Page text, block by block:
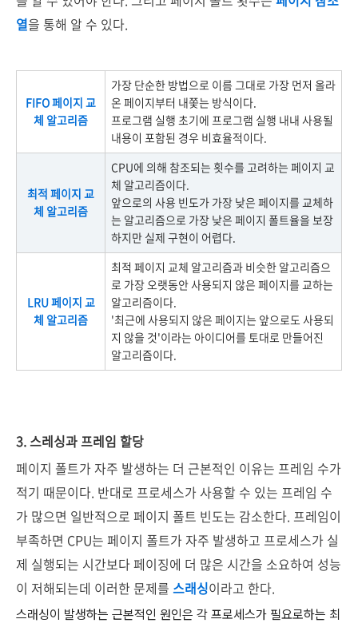
열을 통해 알 수 있다.
FIFO 페이지 교
체 알고리즘
가장 단순한 방법으로 이름 그대로 가장 먼저 올라
온 페이지부터 내쫓는 방식이다.
프로그램 실행 초기에 프로그램 실행 내내 사용될
내용이 포함된 경우 비효율적이다.
최적 페이지 교
체 알고리즘
CPU에 의해 참조되는 횟수를 고려하는 페이지 교
체 알고리즘이다.
앞으로의 사용 빈도가 가장 낮은 페이지를 교체하
는 알고리즘으로 가장 낮은 페이지 폴트율을 보장
하지만 실제 구현이 어렵다.
LRU 페이지 교
체 알고리즘
최적 페이지 교체 알고리즘과 비슷한 알고리즘으
로 가장 오랫동안 사용되지 않은 페이지를 교하는
알고리즘이다.
'최근에 사용되지 않은 페이지는 앞으로도 사용되
지 않을 것'이라는 아이디어를 토대로 만들어진
알고리즘이다.
3. 스레싱과 프레임 할당
페이지 폴트가 자주 발생하는 더 근본적인 이유는 프레임 수가
적기 때문이다. 반대로 프로세스가 사용할 수 있는 프레임 수
가 많으면 일반적으로 페이지 폴트 빈도는 감소한다. 프레임이
부족하면 CPU는 페이지 폴트가 자주 발생하고 프로세스가 실
제 실행되는 시간보다 페이징에 더 많은 시간을 소요하여 성능
이 저해되는데 이러한 문제를 스래싱이라고 한다.
스래싱이 발생하는 근본적인 원인은 각 프로세스가 필요로하는 최